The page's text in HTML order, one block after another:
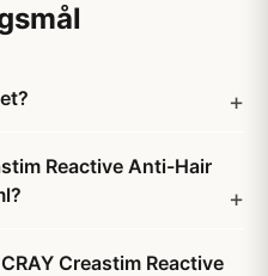
Reactive Anti-Hair
Creastim Reactive